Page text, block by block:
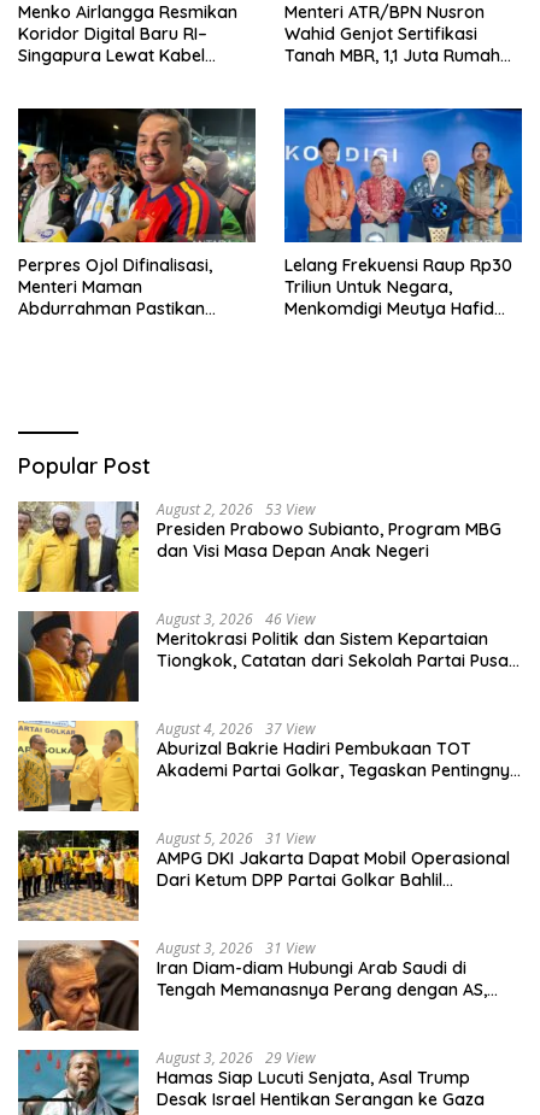
Menko Airlangga Resmikan
Koridor Digital Baru RI–
Singapura Lewat Kabel
Menteri ATR/BPN Nusron
Wahid Genjot Sertifikasi
Tanah MBR, 1,1 Juta Rumah
Perpres Ojol Difinalisasi,
Menteri Maman
Abdurrahman Pastikan
Lelang Frekuensi Raup Rp30
Triliun Untuk Negara,
Menkomdigi Meutya Hafid
Popular Post
August 2, 2026 53 View
Presiden Prabowo Subianto, Program MBG
dan Visi Masa Depan Anak Negeri
August 3, 2026 46 View
Meritokrasi Politik dan Sistem Kepartaian
Tiongkok, Catatan dari Sekolah Partai Pusat
August 4, 2026 37 View
Aburizal Bakrie Hadiri Pembukaan TOT
Akademi Partai Golkar, Tegaskan Pentingnya
August 5, 2026 31 View
AMPG DKI Jakarta Dapat Mobil Operasional
Dari Ketum DPP Partai Golkar Bahlil
August 3, 2026 31 View
Iran Diam-diam Hubungi Arab Saudi di
Tengah Memanasnya Perang dengan AS,
August 3, 2026 29 View
Hamas Siap Lucuti Senjata, Asal Trump
Desak Israel Hentikan Serangan ke Gaza